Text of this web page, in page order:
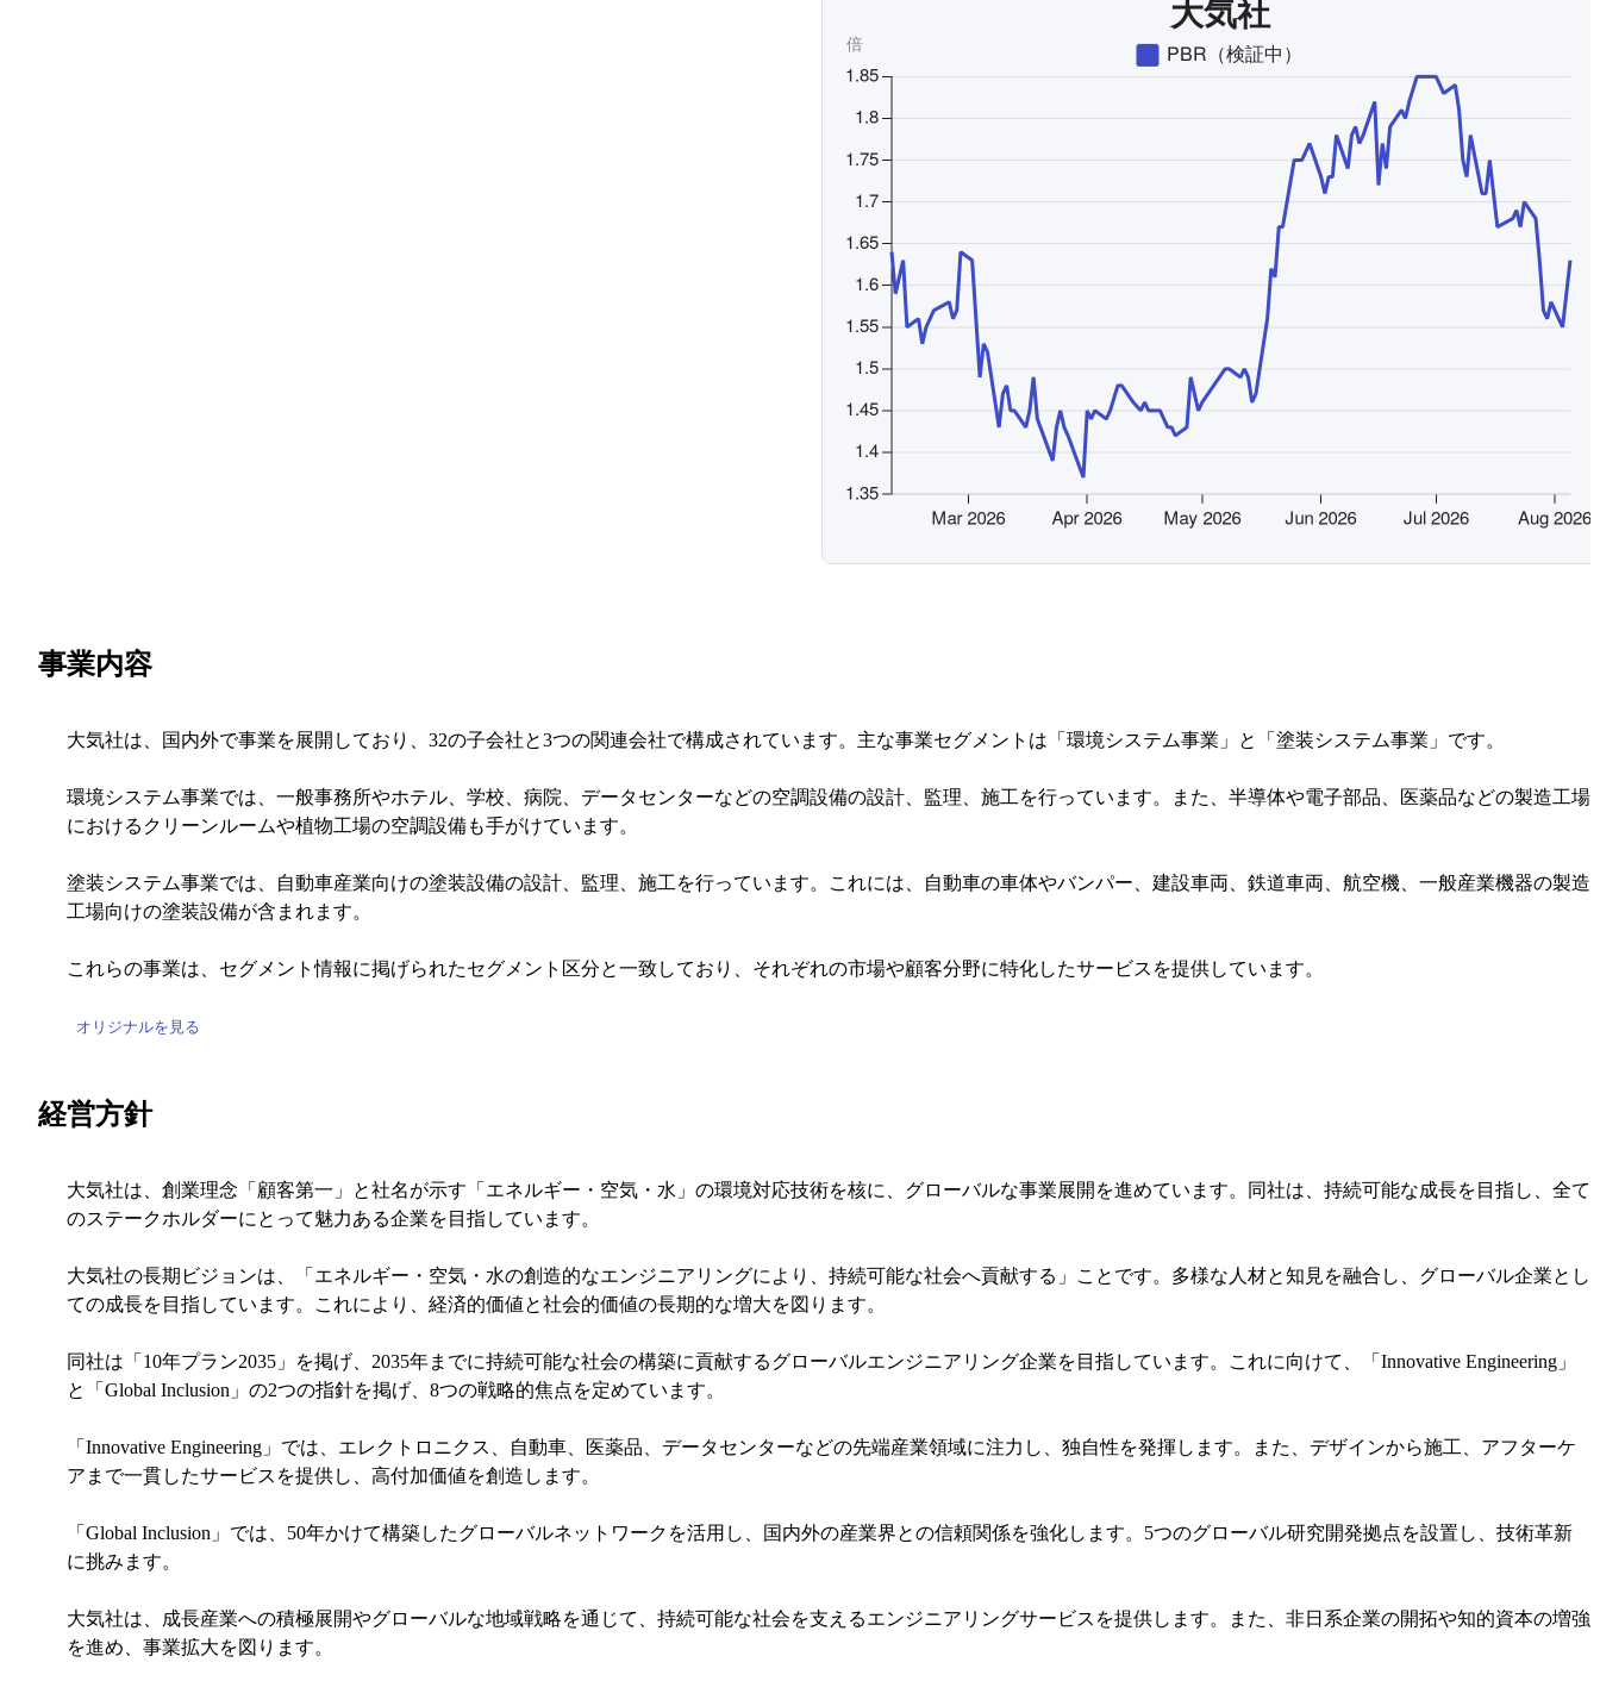
事業内容
大気社は、国内外で事業を展開しており、32の子会社と3つの関連会社で構成されています。主な事業セグメントは「環境システム事業」と「塗装システム事業」です。
環境システム事業では、一般事務所やホテル、学校、病院、データセンターなどの空調設備の設計、監理、施工を行っています。また、半導体や電子部品、医薬品などの製造工場
におけるクリーンルームや植物工場の空調設備も手がけています。
塗装システム事業では、自動車産業向けの塗装設備の設計、監理、施工を行っています。これには、自動車の車体やバンパー、建設車両、鉄道車両、航空機、一般産業機器の製造
工場向けの塗装設備が含まれます。
これらの事業は、セグメント情報に掲げられたセグメント区分と一致しており、それぞれの市場や顧客分野に特化したサービスを提供しています。
オリジナルを見る
経営方針
大気社は、創業理念「顧客第一」と社名が示す「エネルギー・空気・水」の環境対応技術を核に、グローバルな事業展開を進めています。同社は、持続可能な成長を目指し、全て
のステークホルダーにとって魅力ある企業を目指しています。
大気社の長期ビジョンは、「エネルギー・空気・水の創造的なエンジニアリングにより、持続可能な社会へ貢献する」ことです。多様な人材と知見を融合し、グローバル企業とし
ての成長を目指しています。これにより、経済的価値と社会的価値の長期的な増大を図ります。
同社は「10年プラン2035」を掲げ、2035年までに持続可能な社会の構築に貢献するグローバルエンジニアリング企業を目指しています。これに向けて、「Innovative Engineering」
と「Global Inclusion」の2つの指針を掲げ、8つの戦略的焦点を定めています。
「Innovative Engineering」では、エレクトロニクス、自動車、医薬品、データセンターなどの先端産業領域に注力し、独自性を発揮します。また、デザインから施工、アフターケ
アまで一貫したサービスを提供し、高付加価値を創造します。
「Global Inclusion」では、50年かけて構築したグローバルネットワークを活用し、国内外の産業界との信頼関係を強化します。5つのグローバル研究開発拠点を設置し、技術革新
に挑みます。
大気社は、成長産業への積極展開やグローバルな地域戦略を通じて、持続可能な社会を支えるエンジニアリングサービスを提供します。また、非日系企業の開拓や知的資本の増強
を進め、事業拡大を図ります。